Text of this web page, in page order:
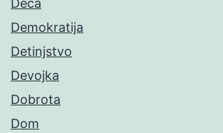
Deca
Demokratija
Detinjstvo
Devojka
Dobrota
Dom